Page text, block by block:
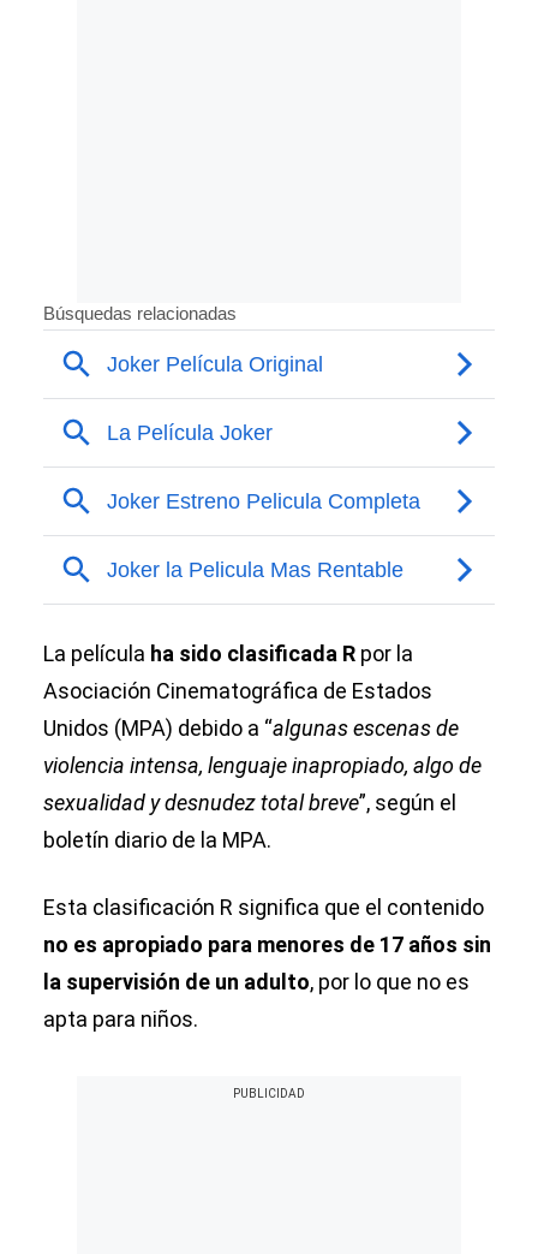
La película ha sido clasificada R por la
Asociación Cinematográfica de Estados
Unidos (MPA) debido a “algunas escenas de
violencia intensa, lenguaje inapropiado, algo de
sexualidad y desnudez total breve”, según el
boletín diario de la MPA.
Esta clasificación R significa que el contenido
no es apropiado para menores de 17 años sin
la supervisión de un adulto, por lo que no es
apta para niños.